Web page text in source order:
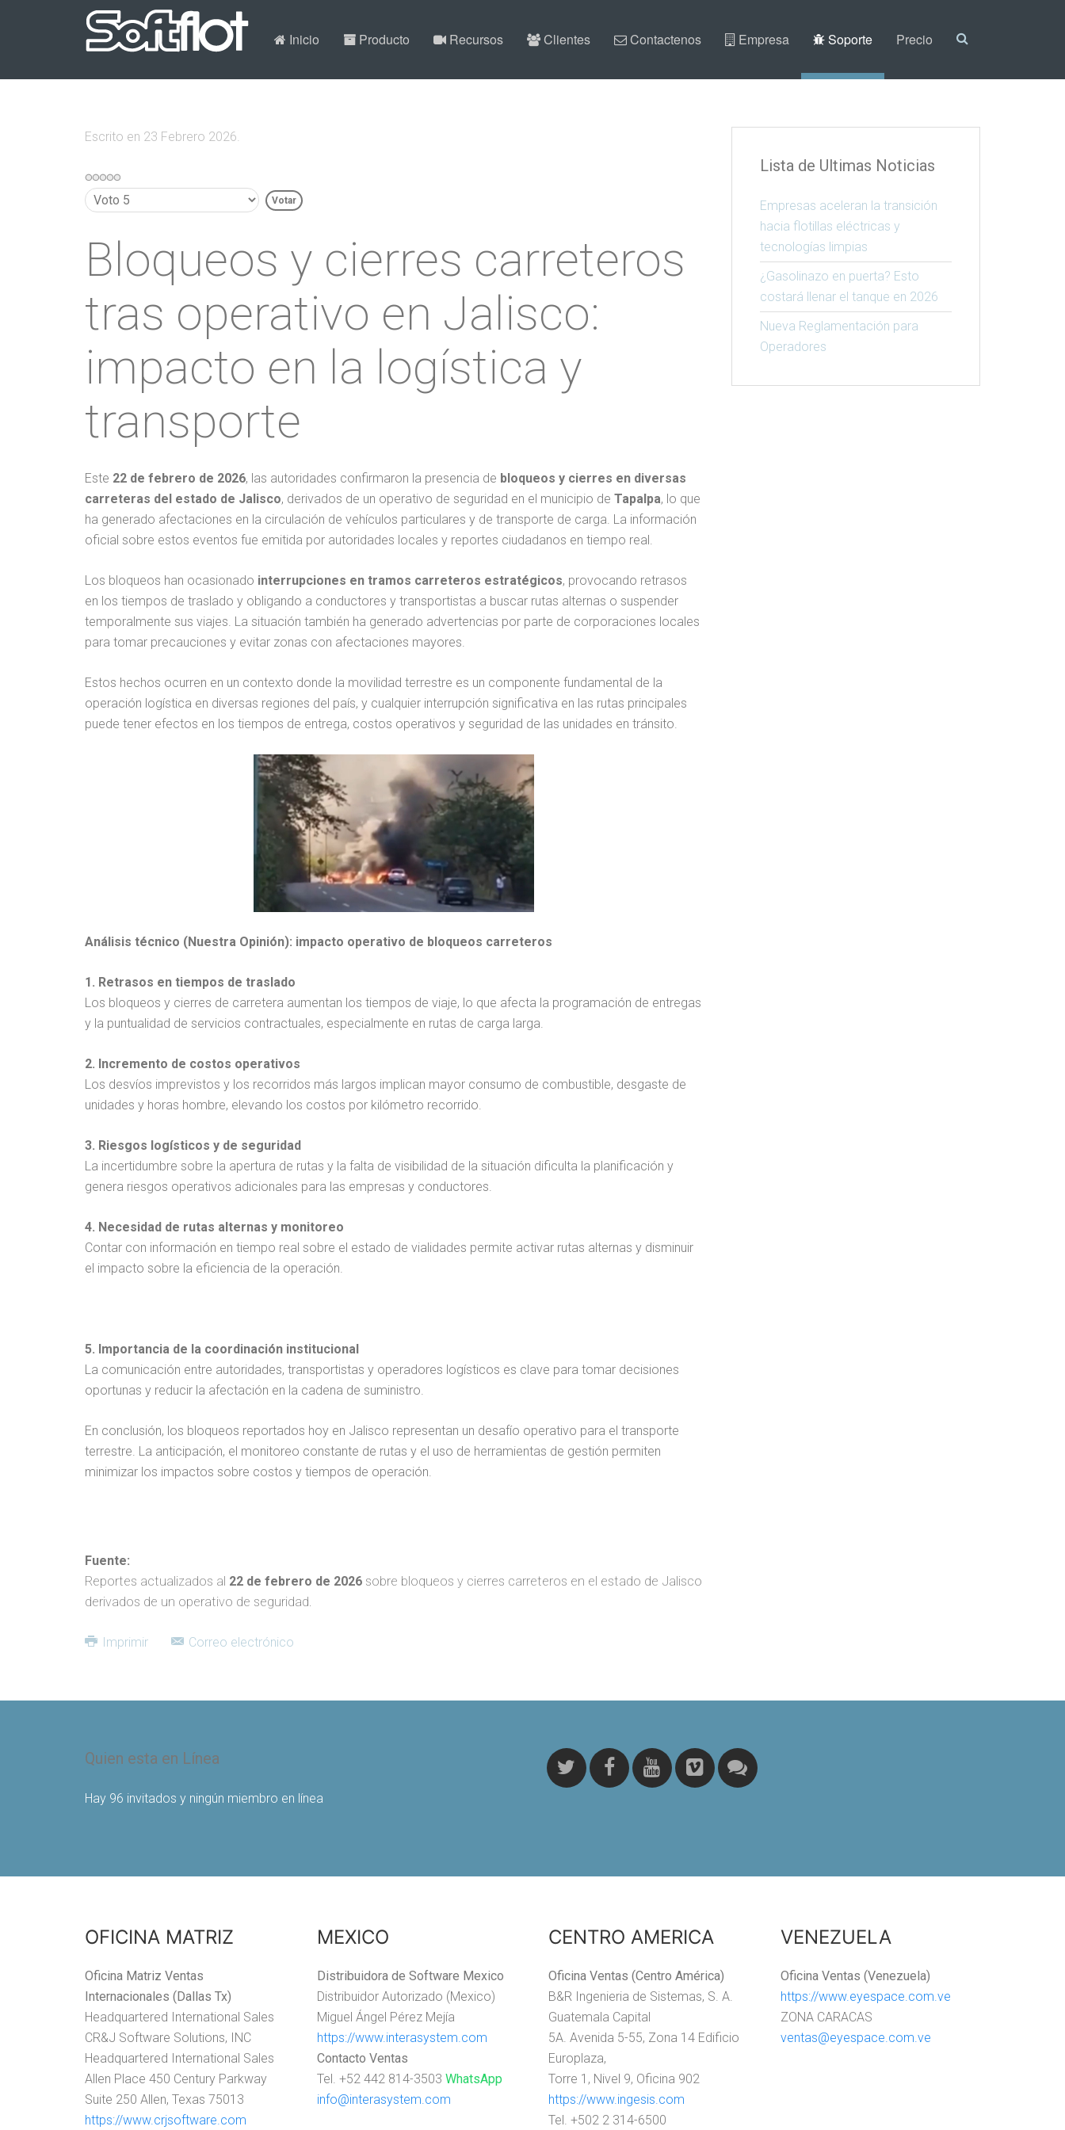
Inicio Producto Recursos Clientes Contactenos Empresa Soporte Precio
Escrito en 23 Febrero 2026.
Por
vote
Bloqueos y cierres carreteros
tras operativo en Jalisco:
impacto en la logística y
transporte
Este 22 de febrero de 2026, las autoridades confirmaron la presencia de bloqueos y cierres en diversas
carreteras del estado de Jalisco, derivados de un operativo de seguridad en el municipio de Tapalpa, lo que
ha generado afectaciones en la circulación de vehículos particulares y de transporte de carga. La información
oficial sobre estos eventos fue emitida por autoridades locales y reportes ciudadanos en tiempo real.
Los bloqueos han ocasionado interrupciones en tramos carreteros estratégicos, provocando retrasos
en los tiempos de traslado y obligando a conductores y transportistas a buscar rutas alternas o suspender
temporalmente sus viajes. La situación también ha generado advertencias por parte de corporaciones locales
para tomar precauciones y evitar zonas con afectaciones mayores.
Estos hechos ocurren en un contexto donde la movilidad terrestre es un componente fundamental de la
operación logística en diversas regiones del país, y cualquier interrupción significativa en las rutas principales
puede tener efectos en los tiempos de entrega, costos operativos y seguridad de las unidades en tránsito.
Análisis técnico (Nuestra Opinión): impacto operativo de bloqueos carreteros
1. Retrasos en tiempos de traslado
Los bloqueos y cierres de carretera aumentan los tiempos de viaje, lo que afecta la programación de entregas
y la puntualidad de servicios contractuales, especialmente en rutas de carga larga.
2. Incremento de costos operativos
Los desvíos imprevistos y los recorridos más largos implican mayor consumo de combustible, desgaste de
unidades y horas hombre, elevando los costos por kilómetro recorrido.
3. Riesgos logísticos y de seguridad
La incertidumbre sobre la apertura de rutas y la falta de visibilidad de la situación dificulta la planificación y
genera riesgos operativos adicionales para las empresas y conductores.
4. Necesidad de rutas alternas y monitoreo
Contar con información en tiempo real sobre el estado de vialidades permite activar rutas alternas y disminuir
el impacto sobre la eficiencia de la operación.
5. Importancia de la coordinación institucional
La comunicación entre autoridades, transportistas y operadores logísticos es clave para tomar decisiones
oportunas y reducir la afectación en la cadena de suministro.
En conclusión, los bloqueos reportados hoy en Jalisco representan un desafío operativo para el transporte
terrestre. La anticipación, el monitoreo constante de rutas y el uso de herramientas de gestión permiten
minimizar los impactos sobre costos y tiempos de operación.
Fuente:
Reportes actualizados al 22 de febrero de 2026 sobre bloqueos y cierres carreteros en el estado de Jalisco
derivados de un operativo de seguridad.
Imprimir Correo electrónico
Lista de Ultimas Noticias
Empresas aceleran la transición
hacia flotillas eléctricas y
tecnologías limpias
¿Gasolinazo en puerta? Esto
costará llenar el tanque en 2026
Nueva Reglamentación para
Operadores
Quien esta en Línea
Hay 96 invitados y ningún miembro en línea
OFICINA MATRIZ
Oficina Matriz Ventas
Internacionales (Dallas Tx)
Headquartered International Sales
CR&J Software Solutions, INC
Headquartered International Sales
Allen Place 450 Century Parkway
Suite 250 Allen, Texas 75013
https://www.crjsoftware.com
MEXICO
Distribuidora de Software Mexico
Distribuidor Autorizado (Mexico)
Miguel Ángel Pérez Mejía
https://www.interasystem.com
Contacto Ventas
Tel. +52 442 814-3503 WhatsApp
info@interasystem.com
CENTRO AMERICA
Oficina Ventas (Centro América)
B&R Ingenieria de Sistemas, S. A.
Guatemala Capital
5A. Avenida 5-55, Zona 14 Edificio
Europlaza,
Torre 1, Nivel 9, Oficina 902
https://www.ingesis.com
Tel. +502 2 314-6500
VENEZUELA
Oficina Ventas (Venezuela)
https://www.eyespace.com.ve
ZONA CARACAS
ventas@eyespace.com.ve